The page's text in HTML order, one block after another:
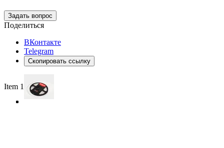
Задать вопрос
Поделиться
ВКонтакте
Telegram
Скопировать ссылку
Item 1 of 4